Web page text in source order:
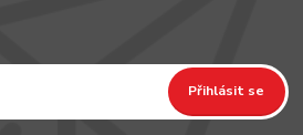
Přihlásit se